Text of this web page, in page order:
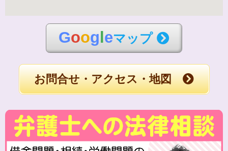
Goog eマップ
お問合せ・アクセス・地図